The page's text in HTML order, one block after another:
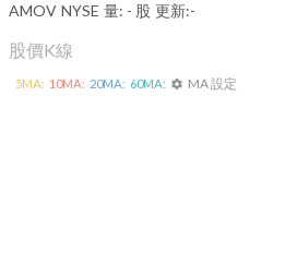
AMOV NYSE 量: - 股 更新:-
股價K線
5MA: 10MA: 20MA: 60MA: settings MA 設定